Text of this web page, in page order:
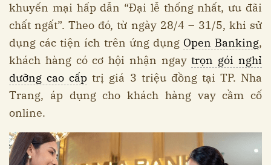
khuyến mại hấp dẫn “Đại lễ thống nhất, ưu đãi
chất ngất”. Theo đó, từ ngày 28/4 – 31/5, khi sử
dụng các tiện ích trên ứng dụng Open Banking,
khách hàng có cơ hội nhận ngaytrọn gói nghỉ
dưỡng cao cấp trị giá 3 triệu đồng tại TP. Nha
Trang, áp dụng cho khách hàng vay cầm cố
online.